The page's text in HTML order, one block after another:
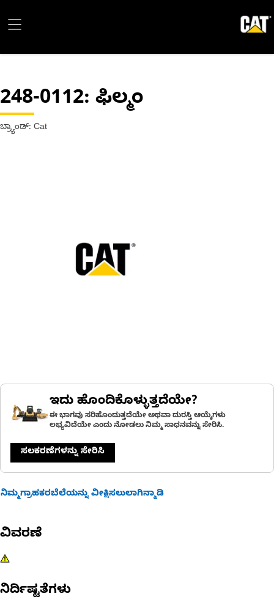
248-0112: ಫಿಲ್ಮಂ
ಬ್ರ್ಯಾಂಡ್: Cat
ಇದು ಹೊಂದಿಕೊಳ್ಳುತ್ತದೆಯೇ?
ಈ ಭಾಗವು ಸರಿಹೊಂದುತ್ತದೆಯೇ ಅಥವಾ ದುರಸ್ತಿ ಆಯ್ಕೆಗಳು
ಲಭ್ಯವಿದೆಯೇ ಎಂದು ನೋಡಲು ನಿಮ್ಮ ಸಾಧನವನ್ನು ಸೇರಿಸಿ.
ಸಲಕರಣೆಗಳನ್ನು ಸೇರಿಸಿ
ನಿಮ್ಮಗ್ರಾಹಕರಬೆಲೆಯನ್ನು ವೀಕ್ಷಿಸಲುಲಾಗಿನ್ಮಾಡಿ
ವಿವರಣೆ
ನಿರ್ದಿಷ್ಟತೆಗಳು